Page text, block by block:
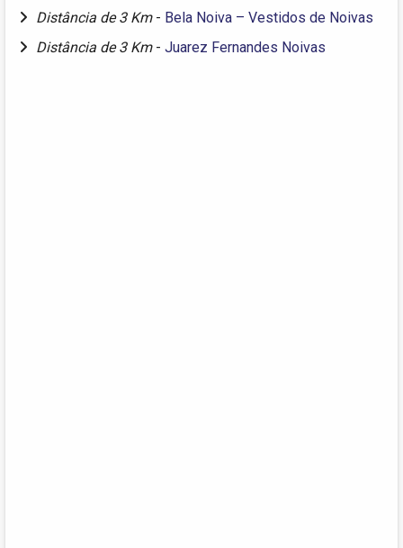
Distância de 3 Km - Bela Noiva – Vestidos de Noivas
Distância de 3 Km - Juarez Fernandes Noivas